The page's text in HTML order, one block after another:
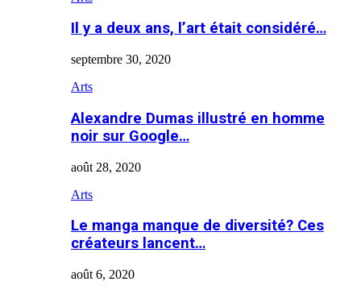
Il y a deux ans, l’art était considéré…
septembre 30, 2020
Arts
Alexandre Dumas illustré en homme
noir sur Google…
août 28, 2020
Arts
Le manga manque de diversité? Ces
créateurs lancent…
août 6, 2020